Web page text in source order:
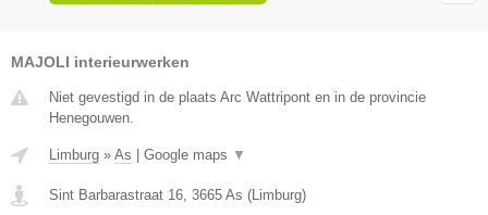
MAJOLI interieurwerken
Niet gevestigd in de plaats Arc Wattripont en in de provincie
Henegouwen.
Limburg » As Google maps ▼
Sint Barbarastraat 16, 3665 As (Limburg)